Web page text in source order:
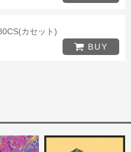
カセット)
BUY